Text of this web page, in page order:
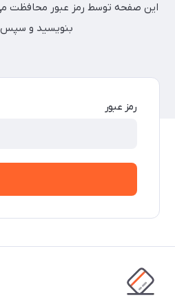
این صفحه توسط رمز عبور محافظت
بنویسید و سپس
رمز عبور